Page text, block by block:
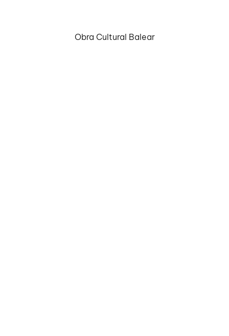
Obra Cultural Balear